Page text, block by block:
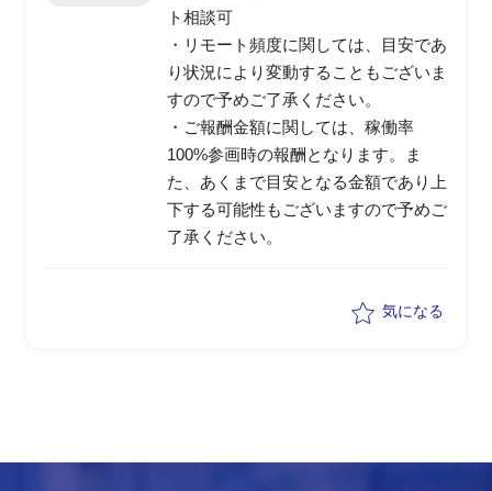
ト相談可
・リモート頻度に関しては、目安であ
り状況により変動することもございま
すので予めご了承ください。
・ご報酬金額に関しては、稼働率
100%参画時の報酬となります。ま
た、あくまで目安となる金額であり上
下する可能性もございますので予めご
了承ください。
気になる